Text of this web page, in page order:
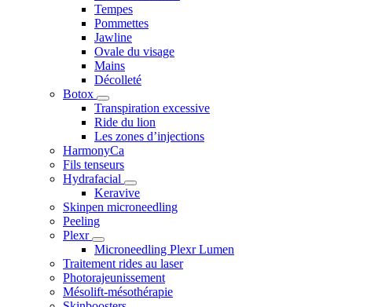
Tempes
Pommettes
Jawline
Ovale du visage
Mains
Décolleté
Botox
Transpiration excessive
Ride du lion
Les zones d’injections
HarmonyCa
Fils tenseurs
Hydrafacial
Keravive
Skinpen microneedling
Peeling
Plexr
Microneedling Plexr Lumen
Traitement rides au laser
Photorajeunissement
Mésolift-mésothérapie